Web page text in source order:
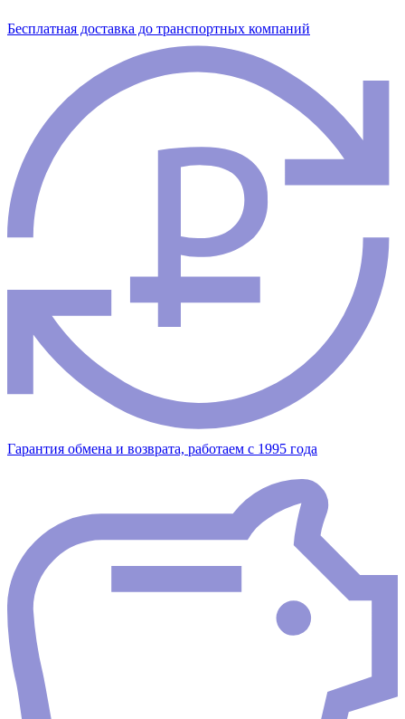
Бесплатная доставка до транспортных компаний
Гарантия обмена и возврата, работаем с 1995 года